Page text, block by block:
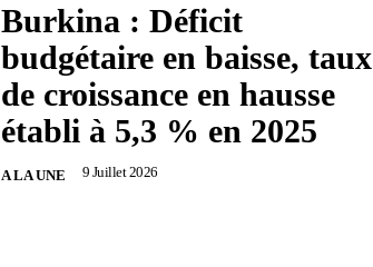
Burkina : Déficit
budgétaire en baisse, taux
de croissance en hausse
établi à 5,3 % en 2025
A LA UNE 9 Juillet 2026